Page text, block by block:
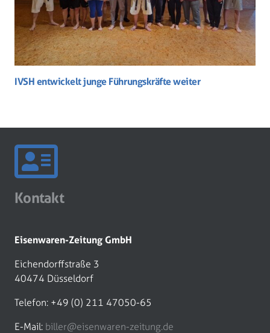
IVSH entwickelt junge Führungskräfte weiter
Kontakt
Eisenwaren-Zeitung GmbH
Eichendorffstraße 3
40474 Düsseldorf
Telefon: +49 (0) 211 47050-65
E-Mail: biller@eisenwaren-zeitung.de